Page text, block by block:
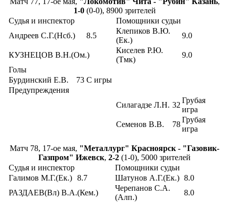
1-0(0-0), 8900 зрителей
Судья и инспектор
Помощники судьи
Андреев С.Г.(Нсб.)
8.5
Клепиков В.Ю.
(Ек.)
9.0
КУЗНЕЦОВ В.Н.(Ом.)
Киселев Р.Ю.
(Тмк)
9.0
Голы
Бурдинский Е.В.
73 С игры
Предупреждения
Силагадзе Л.Н. 32
Грубая
игра
Семенов В.В.
78
Грубая
игра
Матч 78, 17-ое мая, "Металлург" Красноярск - "Газовик-
Газпром" Ижевск, 2-2 (1-0), 5000 зрителей
Судья и инспектор
Помощники судьи
Галимов М.Г.(Ек.) 8.7 Шатунов А.Г.(Ек.) 8.0
РАЗДАЕВ(Вл) В.А.(Кем.)
Черепанов С.А.
(Алп.)
8.0